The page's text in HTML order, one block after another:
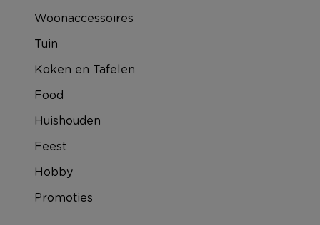
Woonaccessoires
Tuin
Koken en Tafelen
Food
Huishouden
Feest
Hobby
Promoties